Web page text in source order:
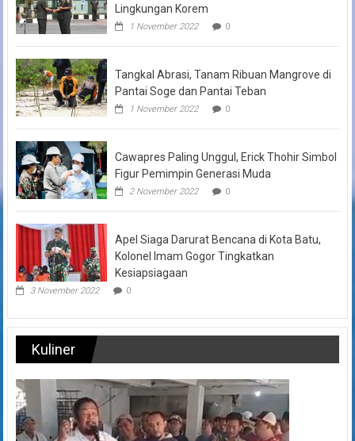
Lingkungan Korem
1 November 2022 0
Tangkal Abrasi, Tanam Ribuan Mangrove di
Pantai Soge dan Pantai Teban
1 November 2022 0
Cawapres Paling Unggul, Erick Thohir Simbol
Figur Pemimpin Generasi Muda
2 November 2022 0
Apel Siaga Darurat Bencana di Kota Batu,
Kolonel Imam Gogor Tingkatkan
Kesiapsiagaan
3 November 2022 0
Kuliner